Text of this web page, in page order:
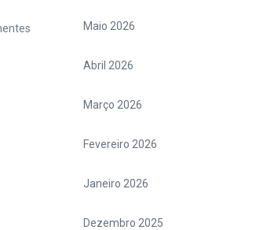
Maio 2026
Abril 2026
Março 2026
Fevereiro 2026
Janeiro 2026
Dezembro 2025